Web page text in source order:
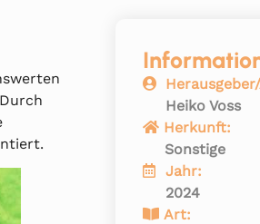
Heiko Voss
Herkunft:
Sonstige
Jahr:
2024
Art: